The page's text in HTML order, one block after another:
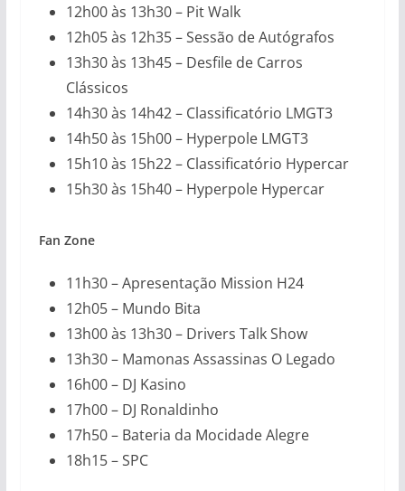
12h00 às 13h30 – Pit Walk
12h05 às 12h35 – Sessão de Autógrafos
13h30 às 13h45 – Desfile de Carros
Clássicos
14h30 às 14h42 – Classificatório LMGT3
14h50 às 15h00 – Hyperpole LMGT3
15h10 às 15h22 – Classificatório Hypercar
15h30 às 15h40 – Hyperpole Hypercar
Fan Zone
11h30 – Apresentação Mission H24
12h05 – Mundo Bita
13h00 às 13h30 – Drivers Talk Show
13h30 – Mamonas Assassinas O Legado
16h00 – DJ Kasino
17h00 – DJ Ronaldinho
17h50 – Bateria da Mocidade Alegre
18h15 – SPC